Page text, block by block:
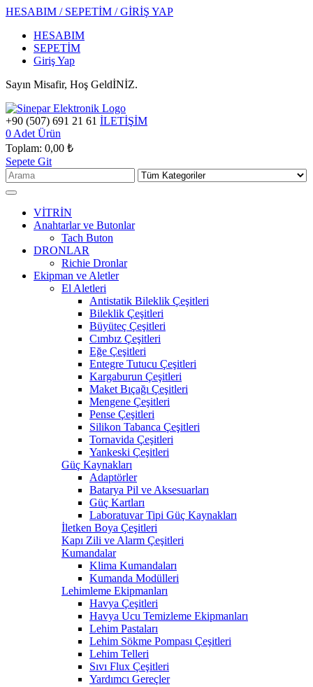
HESABIM / SEPETİM / GİRİŞ YAP
HESABIM
SEPETİM
Giriş Yap
Sayın Misafir, Hoş GeldİNİZ.
+90 (507) 691 21 61 İLETİŞİM
0 Adet Ürün
Toplam: 0,00 ₺
Sepete Git
VİTRİN
Anahtarlar ve Butonlar
Tach Buton
DRONLAR
Richie Dronlar
Ekipman ve Aletler
El Aletleri
Antistatik Bileklik Çeşitleri
Bileklik Çeşitleri
Büyüteç Çeşitleri
Cımbız Çeşitleri
Eğe Çeşitleri
Entegre Tutucu Çeşitleri
Kargaburun Çeşitleri
Maket Bıçağı Çeşitleri
Mengene Çeşitleri
Pense Çeşitleri
Silikon Tabanca Çeşitleri
Tornavida Çeşitleri
Yankeski Çeşitleri
Güç Kaynakları
Adaptörler
Batarya Pil ve Aksesuarları
Güç Kartları
Laboratuvar Tipi Güç Kaynakları
İletken Boya Çeşitleri
Kapı Zili ve Alarm Çeşitleri
Kumandalar
Klima Kumandaları
Kumanda Modülleri
Lehimleme Ekipmanları
Havya Çeşitleri
Havya Ucu Temizleme Ekipmanları
Lehim Pastaları
Lehim Sökme Pompası Çeşitleri
Lehim Telleri
Sıvı Flux Çeşitleri
Yardımcı Gereçler